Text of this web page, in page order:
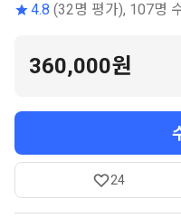
4.8 (32명 평가), 107명
360,000원
24